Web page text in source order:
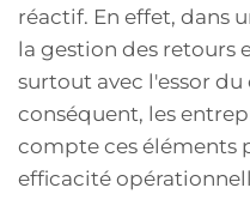
réactif. En effet, dans
la gestion des retours
surtout avec l'essor
conséquent, les
compte ces éléments
efficacité